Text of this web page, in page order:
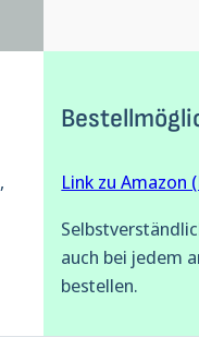
Link zu Amazon
auch bei jedem
bestellen.